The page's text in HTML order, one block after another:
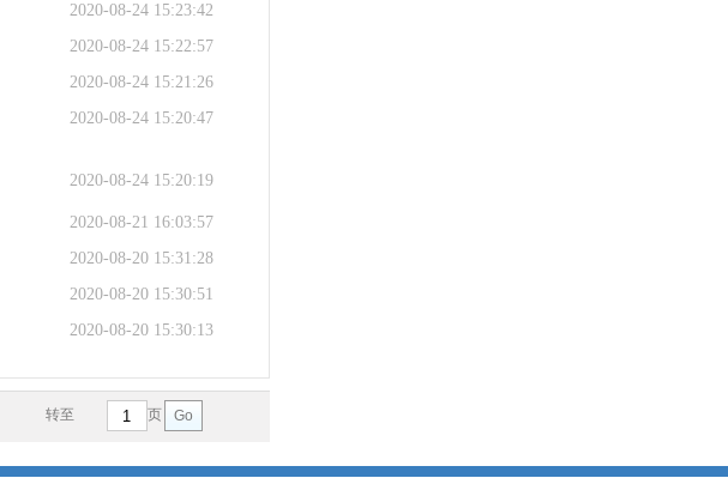
2020-08-24 15:23:42
2020-08-24 15:22:57
2020-08-24 15:21:26
2020-08-24 15:20:47
2020-08-24 15:20:19
2020-08-21 16:03:57
2020-08-20 15:31:28
2020-08-20 15:30:51
2020-08-20 15:30:13
转至 页 Go